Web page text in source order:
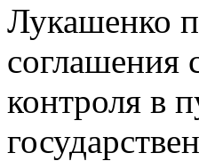
Лукашенко
соглашения
контроля в